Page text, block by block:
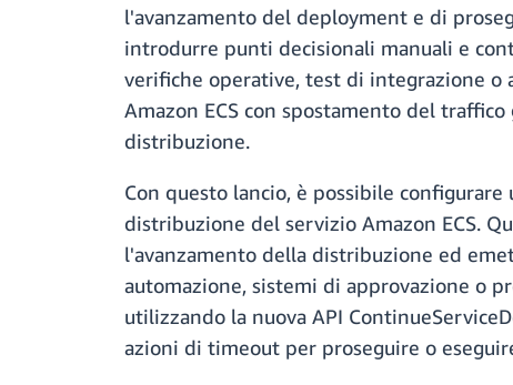
l'avanzamento del deployment e di
introdurre punti decisionali manuali e
verifiche operative, test di integrazione
Amazon ECS con spostamento del
distribuzione.
Con questo lancio, è possibile
distribuzione del servizio Amazon ECS.
l'avanzamento della distribuzione ed
automazione, sistemi di approvazione o
utilizzando la nuova API
azioni di timeout per proseguire o